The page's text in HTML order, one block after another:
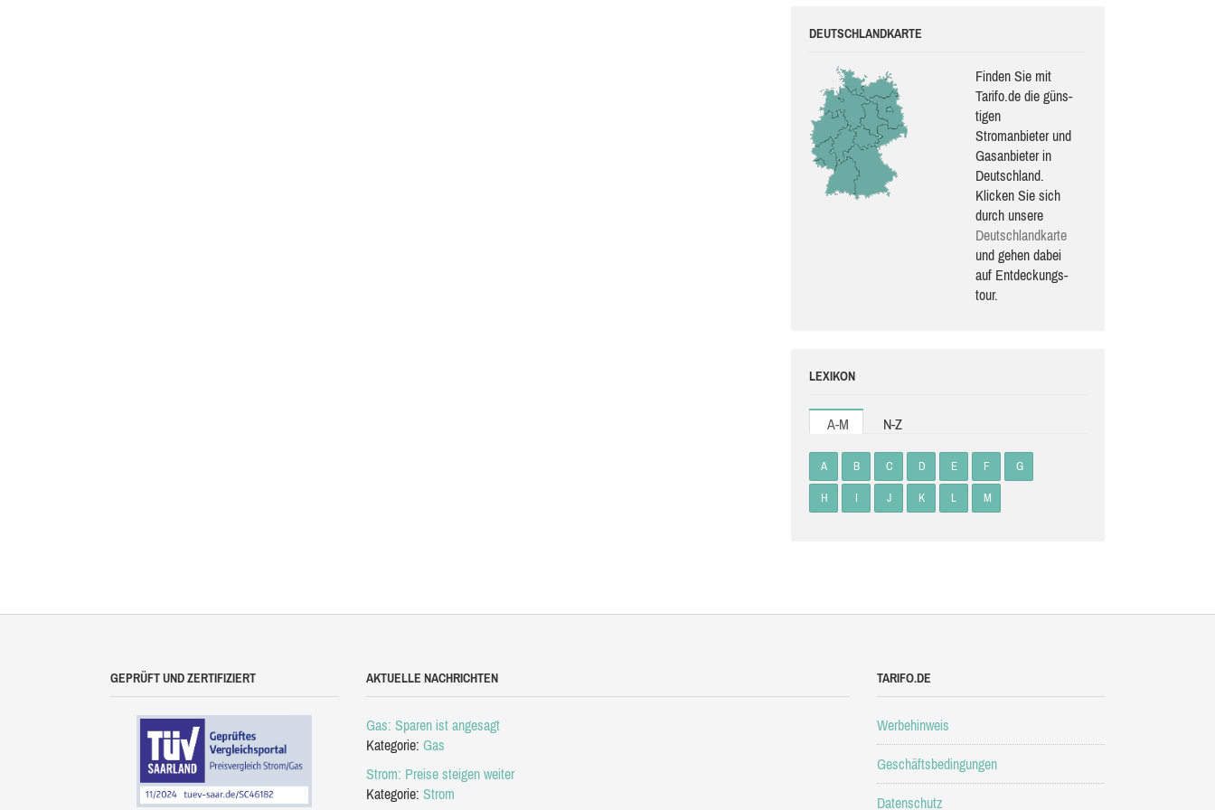
DEUTSCHLANDKARTE
Finden Sie mit
Tarifo.de die güns­
ti­gen
Stromanbieter und
Gasanbieter in
Deutschland.
Klicken Sie sich
durch unsere
Deutsch­land­karte
und gehen dabei
auf Ent­de­ckungs­
tour.
LEXIKON
A-M N-Z
A B C D E F G
H I J K L M
GEPRÜFT UND ZERTIFIZIERT AKTUELLE NACHRICHTEN
Gas: Sparen ist angesagt
Kategorie: Gas
Strom: Preise steigen weiter
Kategorie: Strom
TARIFO.DE
Werbehinweis
Geschäftsbedingungen
Datenschutz